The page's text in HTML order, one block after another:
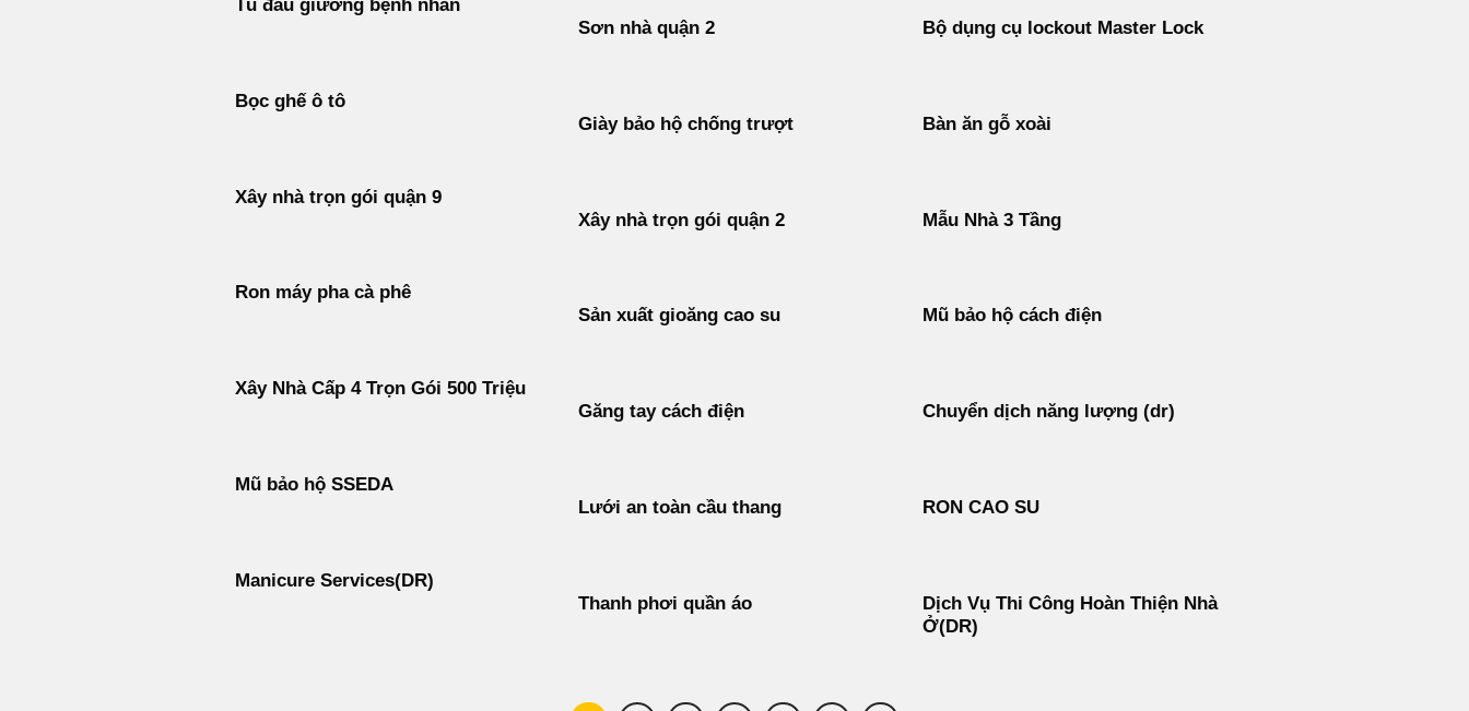
Tủ đầu giường bệnh nhân
Sơn nhà quận 2
Bộ dụng cụ lockout Master Lock
Bọc ghế ô tô
Giày bảo hộ chống trượt
Bàn ăn gỗ xoài
Xây nhà trọn gói quận 9
Xây nhà trọn gói quận 2
Mẫu Nhà 3 Tầng
Ron máy pha cà phê
Sản xuất gioăng cao su
Mũ bảo hộ cách điện
Xây Nhà Cấp 4 Trọn Gói 500 Triệu
Găng tay cách điện
Chuyển dịch năng lượng (dr)
Mũ bảo hộ SSEDA
Lưới an toàn cầu thang
RON CAO SU
Manicure Services(DR)
Thanh phơi quần áo
Dịch Vụ Thi Công Hoàn Thiện Nhà
Ở(DR)